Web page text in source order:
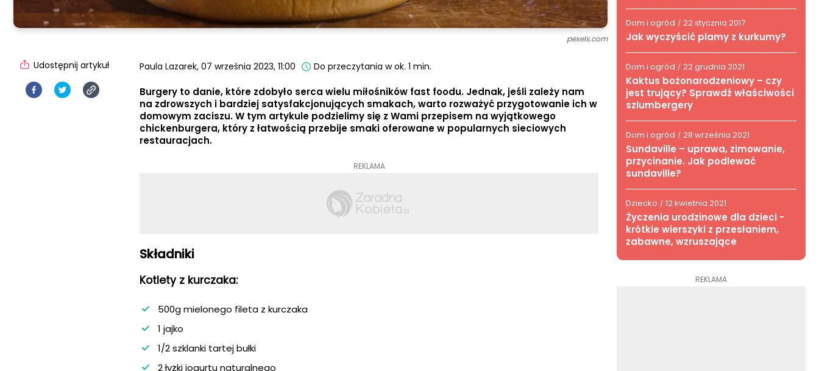
pexels.com
Paula Lazarek, 07 września 2023, 11:00 Do przeczytania w ok. 1 min.
Burgery to danie, które zdobyło serca wielu miłośników fast foodu. Jednak, jeśli zależy nam
na zdrowszych i bardziej satysfakcjonujących smakach, warto rozważyć przygotowanie ich w
domowym zaciszu. W tym artykule podzielimy się z Wami przepisem na wyjątkowego
chickenburgera, który z łatwością przebije smaki oferowane w popularnych sieciowych
restauracjach.
REKLAMA
Składniki
Kotlety z kurczaka:
500g mielonego fileta z kurczaka
1 jajko
1/2 szklanki tartej bułki
2 łyżki jogurtu naturalnego
Udostępnij artykuł
Dom i ogród / 22 stycznia 2017
Jak wyczyścić plamy z kurkumy?
Dom i ogród / 22 grudnia 2021
Kaktus bożonarodzeniowy – czy
jest trujący? Sprawdź właściwości
szlumbergery
Dom i ogród / 28 września 2021
Sundaville – uprawa, zimowanie,
przycinanie. Jak podlewać
sundaville?
Dziecko / 12 kwietnia 2021
Życzenia urodzinowe dla dzieci -
krótkie wierszyki z przesłaniem,
zabawne, wzruszające
REKLAMA